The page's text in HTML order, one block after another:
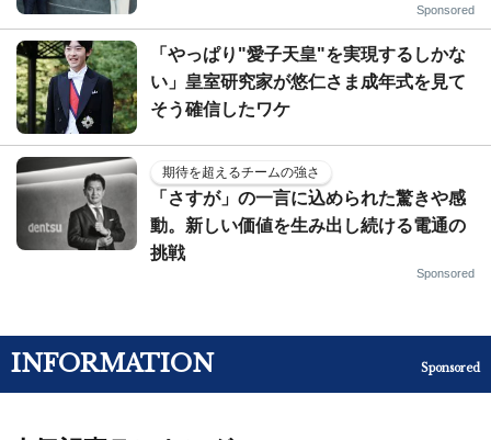
Sponsored
「やっぱり"愛子天皇"を実現するしかな
い」皇室研究家が悠仁さま成年式を見て
そう確信したワケ
期待を超えるチームの強さ
「さすが」の一言に込められた驚きや感
動。新しい価値を生み出し続ける電通の
挑戦
Sponsored
INFORMATION Sponsored